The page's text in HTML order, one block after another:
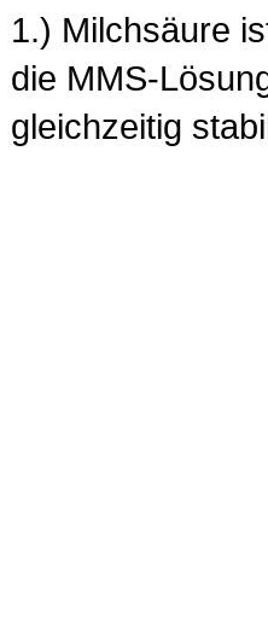
1.) Milchsäure
die MMS-
gleichzeitig